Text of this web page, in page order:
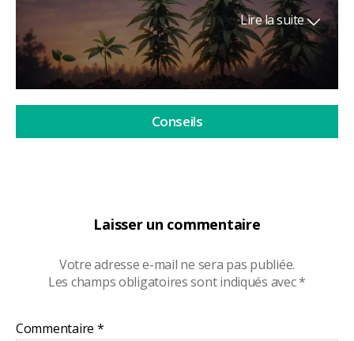
Laisser un commentaire
Votre adresse e-mail ne sera pas publiée.
Les champs obligatoires sont indiqués avec*
Commentaire *
Lire la suite
Conseils